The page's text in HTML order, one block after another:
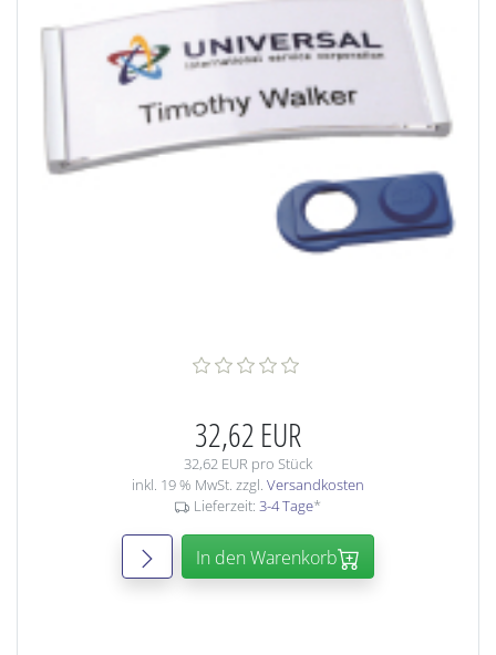
32,62 EUR
32,62 EUR pro Stück
inkl. 19 % MwSt. zzgl. Versandkosten
Lieferzeit: 3-4 Tage*
In den Warenkorb